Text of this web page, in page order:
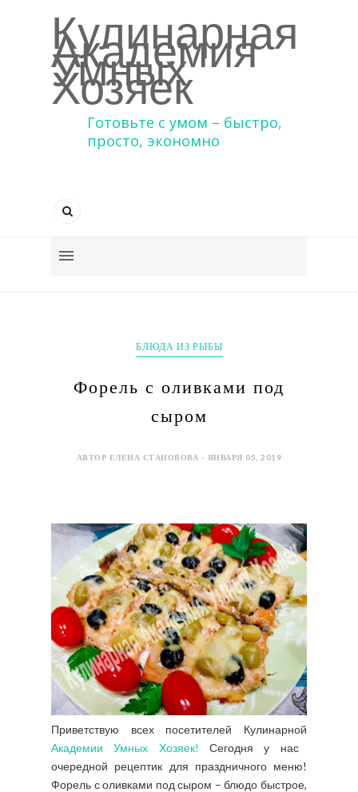
Кулинарная
Академия
Умных
Хозяек
Готовьте с умом – быстро,
просто, экономно
БЛЮДА ИЗ РЫБЫ
Форель с оливками под
сыром
АВТОР ЕЛЕНА СТАНОВОВА - ЯНВАРЯ 05, 2019
Приветствую всех посетителей Кулинарной
Академии Умных Хозяек! Сегодня у нас
очередной рецептик для праздничного меню!
Форель с оливками под сыром – блюдо быстрое,